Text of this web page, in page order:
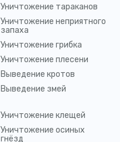
Уничтожение тараканов
Уничтожение неприятного
запаха
Уничтожение грибка
Уничтожение плесени
Выведение кротов
Выведение змей
Уничтожение клещей
Уничтожение осиных
гнёзд